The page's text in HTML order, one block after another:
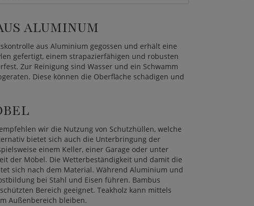
ALUMINUM
aus Aluminium gegossen und erhält eine
gefertigt, einem strapazierfähigen und robusten
Zur Reinigung sind Wasser und ein Schwamm
Diese können die Oberfläche schädigen und
wir die Nutzung von Schutzhüllen, welche
bietet sich auch die Unterbringung der
einem Keller, einer Garage oder unter
der Möbel. Die Wetterbeständigkeit und damit die
sich nach dem Material. Während Aluminium und
bei Stahl und Eisen führen. Bambus
Bereich geeignet. Teakholz kann mittels
Außenbereich bleiben.